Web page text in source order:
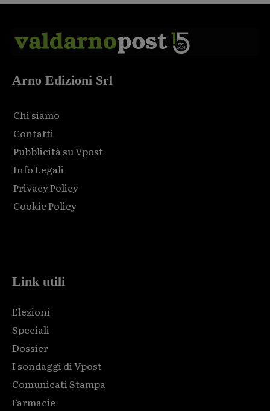
Arno Edizioni Srl
Chi siamo
Contatti
Pubblicità su Vpost
Info Legali
Privacy Policy
Cookie Policy
Link utili
Elezioni
Speciali
Dossier
I sondaggi di Vpost
Comunicati Stampa
Farmacie